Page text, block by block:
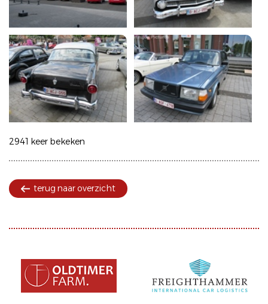
2941 keer bekeken
terug naar overzicht